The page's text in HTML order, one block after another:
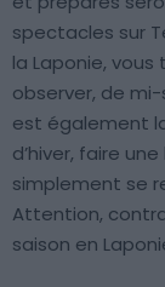
spectacles sur
la Laponie,
observer, de
est également
d’hiver, faire
simplement se
Attention,
saison en